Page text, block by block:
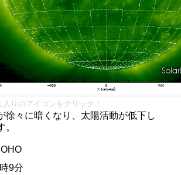
りのアイコンをクリック！
徐々に暗くなり、太陽活動が低下し
。
9分